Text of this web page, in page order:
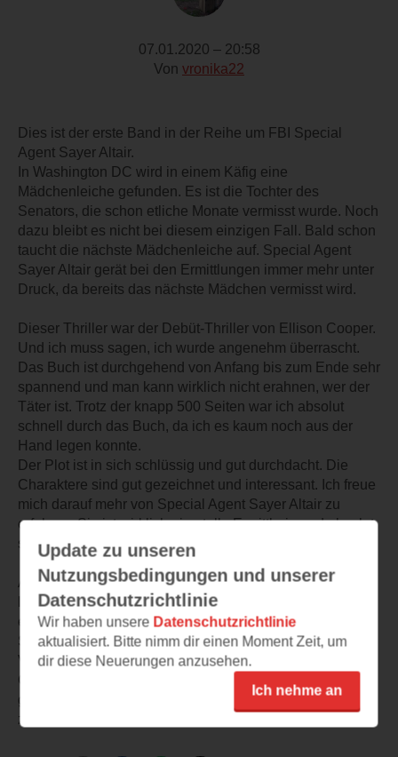
07.01.2020 – 20:58
Von vronika22
Dies ist der erste Band in der Reihe um FBI Special
Agent Sayer Altair.
In Washington DC wird in einem Käfig eine
Mädchenleiche gefunden. Es ist die Tochter des
Senators, die schon etliche Monate vermisst wurde. Noch
dazu bleibt es nicht bei diesem einzigen Fall. Bald schon
taucht die nächste Mädchenleiche auf. Special Agent
Sayer Altair gerät bei den Ermittlungen immer mehr unter
Druck, da bereits das nächste Mädchen vermisst wird.
Dieser Thriller war der Debüt-Thriller von Ellison Cooper.
Und ich muss sagen, ich wurde angenehm überrascht.
Das Buch ist durchgehend von Anfang bis zum Ende sehr
spannend und man kann wirklich nicht erahnen, wer der
Täter ist. Trotz der knapp 500 Seiten war ich absolut
schnell durch das Buch, da ich es kaum noch aus der
Hand legen konnte.
Der Plot ist in sich schlüssig und gut durchdacht. Die
Charaktere sind gut gezeichnet und interessant. Ich freue
mich darauf mehr von Special Agent Sayer Altair zu
erfahren. Sie ist wirklich eine tolle Ermittlerin und absolut
sympathisch.
Auch der Schreibstil hat mir sehr gut gefallen. Das Buch
liest sich sehr flüssig und lebendig. Zwischendurch gibt
es auch immer wieder kleine Einschübe der Opfer.
Stellenweise ist die Handlung etwas brutal und knallhart.
Vielleicht ist dieser Thriller nichts für zu zart besaitete
Gemüter. Aber mich hat er restlos begeistert und
gefesselt. Ich brenne jetzt regelrecht darauf den 2. Band
zu lesen!
Update zu unseren
Nutzungsbedingungen und unserer
Datenschutzrichtlinie
Wir haben unsere Datenschutzrichtlinie
aktualisiert. Bitte nimm dir einen Moment Zeit, um
dir diese Neuerungen anzusehen.
Ich nehme an